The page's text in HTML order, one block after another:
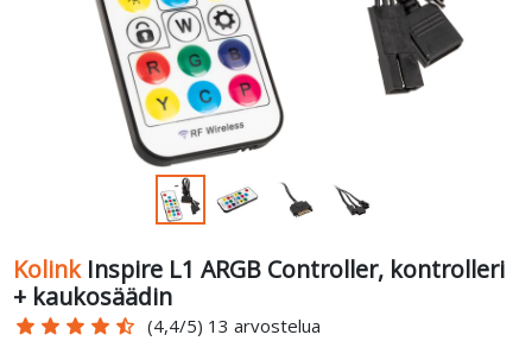
Kolink Inspire L1 ARGB Controller, kontrolleri
+ kaukosäädin
star star star star star_half (4,4/5) 13 arvostelua